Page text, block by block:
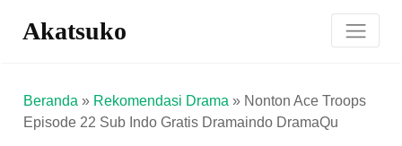
Akatsuko
Beranda » Rekomendasi Drama » Nonton Ace Troops
Episode 22 Sub Indo Gratis Dramaindo DramaQu